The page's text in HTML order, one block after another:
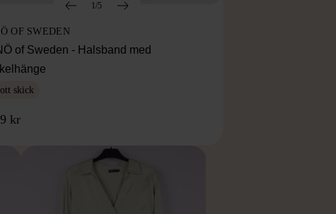
1/5
OF SWEDEN
of Sweden - Halsband med
skick
kr